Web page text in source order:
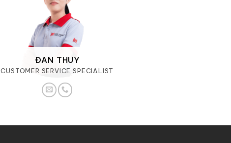
ĐAN THUY
CUSTOMER SERVICE SPECIALIST